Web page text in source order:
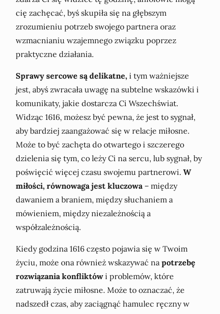
cię zachęcać, byś skupiła się na głębszym
zrozumieniu potrzeb swojego partnera oraz
wzmacnianiu wzajemnego związku poprzez
praktyczne działania.
Sprawy sercowe są delikatne, i tym ważniejsze
jest, abyś zwracała uwagę na subtelne wskazówki i
komunikaty, jakie dostarcza Ci Wszechświat.
Widząc 1616, możesz być pewna, że jest to sygnał,
aby bardziej zaangażować się w relacje miłosne.
Może to być zachęta do otwartego i szczerego
dzielenia się tym, co leży Ci na sercu, lub sygnał, by
poświęcić więcej czasu swojemu partnerowi. W
miłości, równowaga jest kluczowa– między
dawaniem a braniem, między słuchaniem a
mówieniem, między niezależnością a
współzależnością.
Kiedy godzina 1616 często pojawia się w Twoim
życiu, może ona również wskazywać na potrzebę
rozwiązania konfliktów i problemów, które
zatruwają życie miłosne. Może to oznaczać, że
nadszedł czas, aby zaciągnąć hamulec ręczny w